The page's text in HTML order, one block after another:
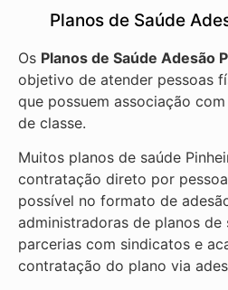
Planos de Saúde
Os Planos de Saúde Adesão
objetivo de atender pessoas
que possuem associação
de classe.
Muitos planos de saúde
contratação direto por
possível no formato de
administradoras de planos de
parcerias com sindicatos e
contratação do plano via